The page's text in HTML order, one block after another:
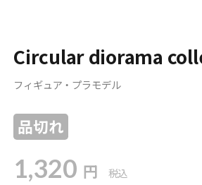
Circular diorama
フィギュア・プラモデル
品切れ
1,320 円 税込